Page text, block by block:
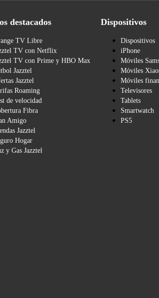
destacados
TV Libre
TV con Netflix
TV con Prime y HBO Max
Jazztel
Jazztel
Roaming
de velocidad
Fibra
Amigo
Jazztel
Hogar
y Gas Jazztel
Dispositivos
Dispositivos
iPhone
Móviles
Móviles
Móviles
Televisores
Tablets
Smartwatch
PS5